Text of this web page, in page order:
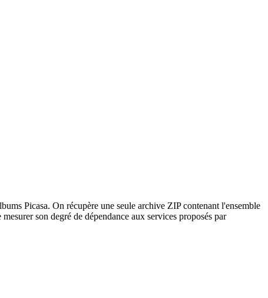
Picasa. On récupère une seule archive ZIP contenant l'ensemble
son degré de dépendance aux services proposés par